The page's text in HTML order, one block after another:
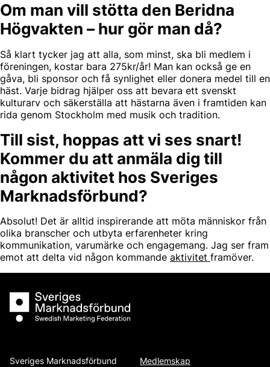
Om man vill stötta den Beridna
Högvakten – hur gör man då?
Så klart tycker jag att alla, som minst, ska bli medlem i
föreningen, kostar bara 275kr/år! Man kan också ge en
gåva, bli sponsor och få synlighet eller donera medel till en
häst. Varje bidrag hjälper oss att bevara ett svenskt
kulturarv och säkerställa att hästarna även i framtiden kan
rida genom Stockholm med musik och tradition.
Till sist, hoppas att vi ses snart!
Kommer du att anmäla dig till
någon aktivitet hos Sveriges
Marknadsförbund?
Absolut! Det är alltid inspirerande att möta människor från
olika branscher och utbyta erfarenheter kring
kommunikation, varumärke och engagemang. Jag ser fram
emot att delta vid någon kommande aktivitet framöver.
Sveriges Marknadsförbund
Sveriges Marknadsförbund
Medlemskap